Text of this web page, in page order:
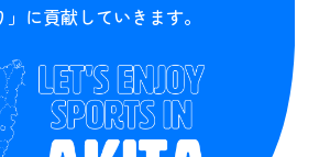
に貢献していきます。